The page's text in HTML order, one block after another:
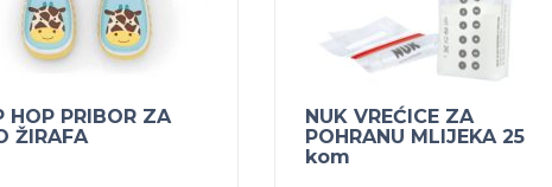
HOP PRIBOR ZA
ŽIRAFA
NUK VREĆICE ZA
POHRANU MLIJEKA 25
kom